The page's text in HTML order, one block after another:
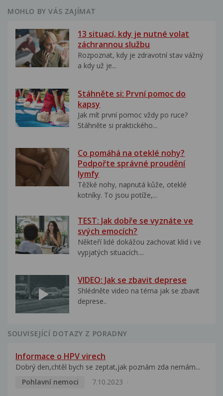
MOHLO BY VÁS ZAJÍMAT
13 situací, kdy je nutné volat
záchrannou službu
Rozpoznat, kdy je zdravotní stav vážný
a kdy už je...
Stáhněte si: První pomoc do
kapsy
Jak mít první pomoc vždy po ruce?
Stáhněte si praktického...
Co pomáhá na oteklé nohy?
Podpořte správné proudění
lymfy
Těžké nohy, napnutá kůže, oteklé
kotníky. To jsou potíže,...
TEST: Jak dobře se vyznáte ve
svých emocích?
Někteří lidé dokážou zachovat klid i ve
vypjatých situacích....
VIDEO: Jak se zbavit deprese
Shlédněte video na téma jak se zbavit
deprese..
SOUVISEJÍCÍ DOTAZY Z PORADNY
Informace o HPV virech
Dobrý den,chtěl bych se zeptat,jak poznám zda nemám...
Pohlavní nemoci
7.10.2023